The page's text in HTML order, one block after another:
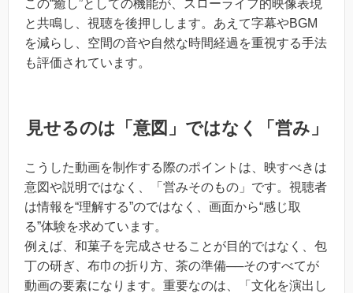
この“癒し”としての機能が、スローライフ的映像表現
と共鳴し、視聴を後押しします。あえて字幕やBGM
を減らし、空間の音や自然な時間経過を重視する手法
も評価されています。
見せるのは「意図」ではなく「営み」
こうした動画を制作する際のポイントは、映すべきは
意図や説明ではなく、「営みそのもの」です。視聴者
は情報を“理解する”のではなく、画面から“感じ取
る”体験を求めています。
例えば、和菓子を完成させることが目的ではなく、包
丁の研ぎ、布巾の折り方、茶の準備──そのすべてが
動画の要素になります。重要なのは、「文化を演出し